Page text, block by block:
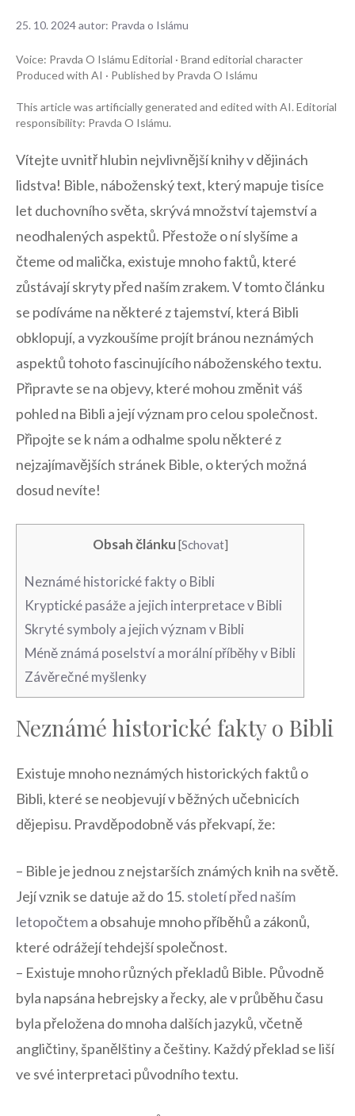
25. 10. 2024autor: Pravda o Islámu
Voice: Pravda O Islámu Editorial · Brand editorial character
Produced with AI · Published by Pravda O Islámu
This article was artificially generated and edited with AI. Editorial
responsibility: Pravda O Islámu.
Vítejte uvnitř hlubin nejvlivnější ⁤knihy v dějinách⁤
lidstva! Bible,​ náboženský text, který mapuje ​tisíce
let duchovního světa, ⁢skrývá ‌množství tajemství a
neodhalených aspektů. Přestože ‌o ní slyšíme a
čteme‍ od‌ malička, existuje mnoho⁣ faktů, které
zůstávají skryty před ⁣naším ⁢zrakem.⁤ V ⁣tomto článku
se ⁢podíváme na některé z‌ tajemství, která Bibli
obklopují, a vyzkoušíme ‍projít⁢ bránou neznámých‍
aspektů‌ tohoto fascinujícího ⁤náboženského ‌textu.
Připravte se na objevy, které mohou změnit ⁤váš
pohled na Bibli⁤ a její význam pro celou společnost.
Připojte se k nám ​a odhalme spolu některé z⁣
nejzajímavějších stránek Bible, ⁢o kterých možná
dosud⁣ nevíte!
Obsah článku [Schovat]
Neznámé historické fakty‌ o Bibli
Kryptické pasáže a jejich interpretace‍ v Bibli
Skryté symboly a jejich význam v Bibli
Méně známá poselství⁢ a morální příběhy v⁣ Bibli
Závěrečné myšlenky
Neznámé historické fakty‌ o Bibli
Existuje mnoho neznámých‌ historických faktů o
Bibli, které‍ se neobjevují v běžných učebnicích
⁣dějepisu. Pravděpodobně vás překvapí, že:
– ⁤Bible je jednou z⁤ nejstarších známých⁤ knih na‍ světě.
Její vznik se datuje až do 15. století před naším
letopočtema obsahuje mnoho příběhů a⁢ zákonů,
‌které odrážejí tehdejší společnost.
– Existuje‌ mnoho různých překladů Bible. Původně
byla napsána hebrejsky a řecky, ale v průběhu ⁣času
byla přeložena do mnoha dalších‍ jazyků, včetně⁣
angličtiny,⁤ španělštiny a ⁣češtiny. Každý překlad se liší
ve své‍ interpretaci původního textu.